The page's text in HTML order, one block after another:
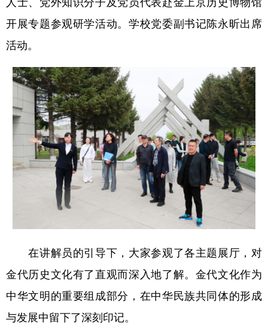
食品 人居 信息化 乡村振兴
溯源中国
会展 彩票 时尚
悦读 公益 书画 一带一路
亚太网 上市公司 投教基地
地方频道
天津 河北 山西
广东 广西 海南 重庆
四川 贵州
开展专题参观研学活动。学校党委副书记陈永昕出席
活动。
在讲解员的引导下，大家参观了各主题展厅，对
金代历史文化有了直观而深入地了解。金代文化作为
中华文明的重要组成部分，在中华民族共同体的形成
与发展中留下了深刻印记。